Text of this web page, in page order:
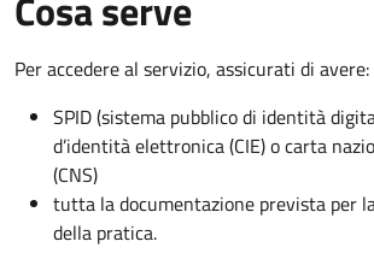
Per accedere al servizio, assicurati di avere:
SPID (sistema pubblico di identità
d’identità elettronica (CIE) o carta
(CNS)
tutta la documentazione prevista per
della pratica.